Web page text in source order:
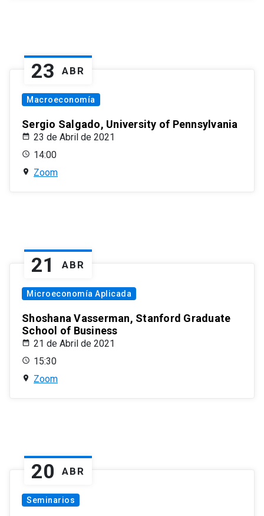
23 ABR
Macroeconomía
Sergio Salgado, University of Pennsylvania
23 de Abril de 2021
14:00
Zoom
21 ABR
Microeconomía Aplicada
Shoshana Vasserman, Stanford Graduate
School of Business
21 de Abril de 2021
15:30
Zoom
20 ABR
Seminarios